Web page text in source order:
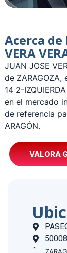
Acerca de
VERA
­JUAN JOSE
de ZARAGOZA,
14 2-
en el mercado
de referencia
ARAGÓN.
VALORA
50008